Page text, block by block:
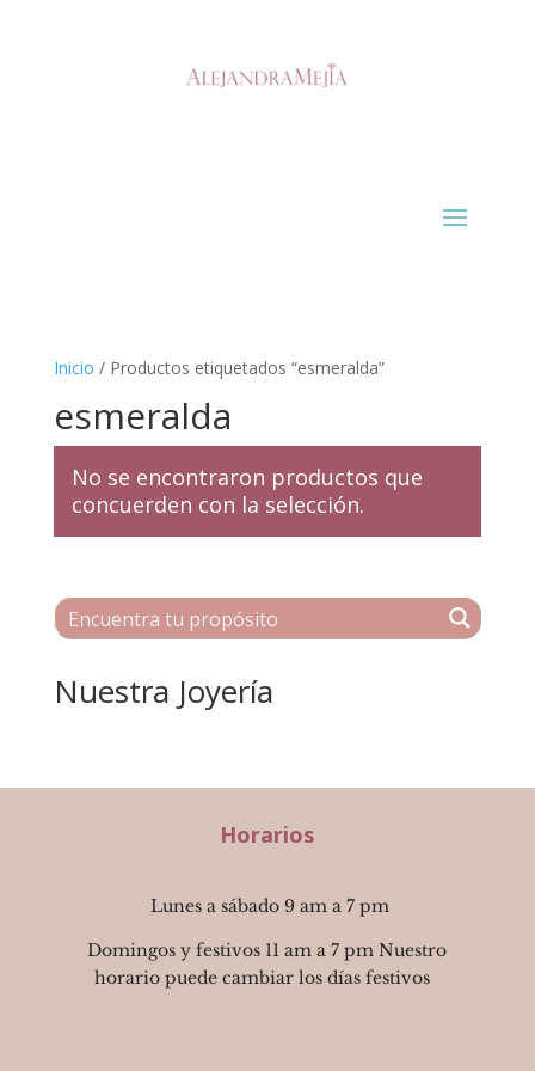
Inicio / Productos etiquetados “esmeralda”
esmeralda
No se encontraron productos que
concuerden con la selección.
Nuestra Joyería
Horarios
Lunes a sábado 9 am a 7 pm
Domingos y festivos 11 am a 7 pm Nuestro
horario puede cambiar los días festivos